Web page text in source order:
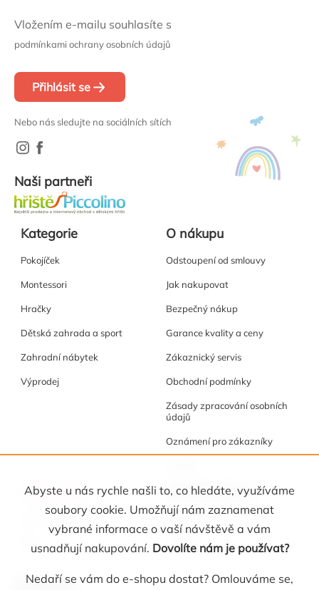
Abyste u nás rychle našli to, co hledáte, využíváme
soubory cookie. Umožňují nám zaznamenat
vybrané informace o vaší návštěvě a vám
usnadňují nakupování. Dovolíte nám je používat?
Nedaří se vám do e-shopu dostat? Omlouváme se,
Vložením e-mailu souhlasíte s
podmínkami ochrany osobních údajů
Přihlásit se
Nebo nás sledujte na sociálních sítích
Naši partneři
Kategorie
Pokojíček
Montessori
Hračky
Dětská zahrada a sport
Zahradní nábytek
Výprodej
O nákupu
Odstoupení od smlouvy
Jak nakupovat
Bezpečný nákup
Garance kvality a ceny
Zákaznický servis
Obchodní podmínky
Zásady zpracování osobních
údajů
Oznámení pro zákazníky
Akce a tipy
Akční nabídka
Osobní kabinet
Registrace
Oblíbené
Kontakt